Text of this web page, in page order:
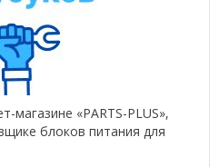
магазине «PARTS-PLUS»,
блоков питания для